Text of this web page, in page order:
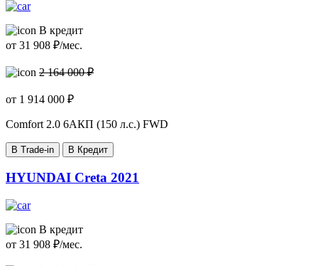
В кредит
от 31 908 ₽/мес.
2 164 000 ₽
от 1 914 000 ₽
Comfort 2.0 6AКП (150 л.с.) FWD
В Trade-in В Кредит
HYUNDAI Creta 2021
В кредит
от 31 908 ₽/мес.